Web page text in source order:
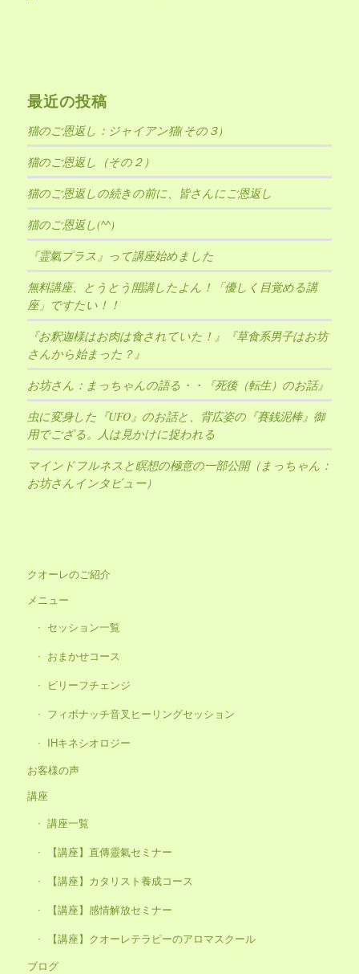
最近の投稿
猫のご恩返し：ジャイアン猫(その３)
猫のご恩返し（その２）
猫のご恩返しの続きの前に、皆さんにご恩返し
猫のご恩返し(^^)
『霊氣プラス』って講座始めました
無料講座、とうとう開講したよん！「優しく目覚める講
座」ですたい！！
『お釈迦様はお肉は食されていた！』『草食系男子はお坊
さんから始まった？』
お坊さん：まっちゃんの語る・・『死後（転生）のお話』
虫に変身した『UFO』のお話と、背広姿の『賽銭泥棒』御
用でござる。人は見かけに捉われる
マインドフルネスと瞑想の極意の一部公開（まっちゃん：
お坊さんインタビュー）
クオーレのご紹介
メニュー
セッション一覧
おまかせコース
ビリーフチェンジ
フィボナッチ音叉ヒーリングセッション
IHキネシオロジー
お客様の声
講座
講座一覧
【講座】直傳靈氣セミナー
【講座】カタリスト養成コース
【講座】感情解放セミナー
【講座】クオーレテラピーのアロマスクール
ブログ